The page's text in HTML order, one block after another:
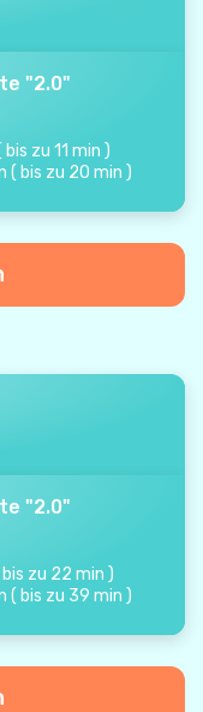
"2.0"
bis zu 11 min )
( bis zu 20 min )
"2.0"
bis zu 22 min )
( bis zu 39 min )